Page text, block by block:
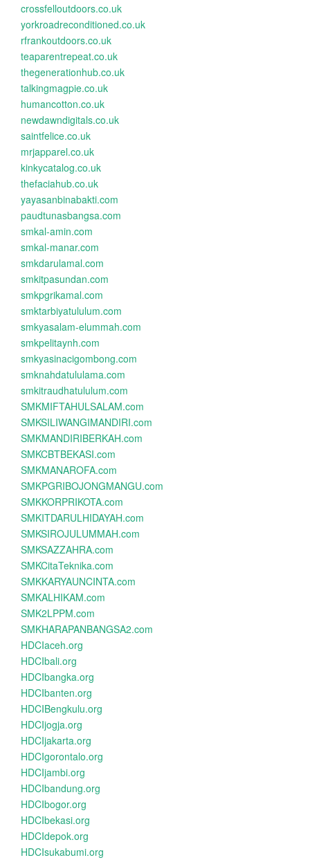
crossfelloutdoors.co.uk
yorkroadreconditioned.co.uk
rfrankoutdoors.co.uk
teaparentrepeat.co.uk
thegenerationhub.co.uk
talkingmagpie.co.uk
humancotton.co.uk
newdawndigitals.co.uk
saintfelice.co.uk
mrjapparel.co.uk
kinkycatalog.co.uk
thefaciahub.co.uk
yayasanbinabakti.com
paudtunasbangsa.com
smkal-amin.com
smkal-manar.com
smkdarulamal.com
smkitpasundan.com
smkpgrikamal.com
smktarbiyatululum.com
smkyasalam-elummah.com
smkpelitaynh.com
smkyasinacigombong.com
smknahdatululama.com
smkitraudhatululum.com
SMKMIFTAHULSALAM.com
SMKSILIWANGIMANDIRI.com
SMKMANDIRIBERKAH.com
SMKCBTBEKASI.com
SMKMANAROFA.com
SMKPGRIBOJONGMANGU.com
SMKKORPRIKOTA.com
SMKITDARULHIDAYAH.com
SMKSIROJULUMMAH.com
SMKSAZZAHRA.com
SMKCitaTeknika.com
SMKKARYAUNCINTA.com
SMKALHIKAM.com
SMK2LPPM.com
SMKHARAPANBANGSA2.com
HDCIaceh.org
HDCIbali.org
HDCIbangka.org
HDCIbanten.org
HDCIBengkulu.org
HDCIjogja.org
HDCIjakarta.org
HDCIgorontalo.org
HDCIjambi.org
HDCIbandung.org
HDCIbogor.org
HDCIbekasi.org
HDCIdepok.org
HDCIsukabumi.org